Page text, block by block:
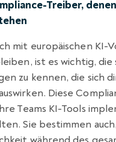
Treiber,
mit europäischen KI-
ist es wichtig, die
zu kennen, die sich
Diese
Teams KI-Tools
Sie bestimmen